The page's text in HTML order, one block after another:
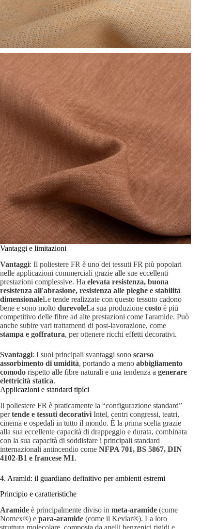
Vantaggi e limitazioni
Vantaggi: Il poliestere FR è uno dei tessuti FR più popolari
nelle applicazioni commerciali grazie alle sue eccellenti
prestazioni complessive. Ha elevata resistenza, buona
resistenza all'abrasione, resistenza alle pieghe e stabilità
dimensionaleLe tende realizzate con questo tessuto cadono
bene e sono molto durevoleLa sua produzione costo è più
competitivo delle fibre ad alte prestazioni come l'aramide. Può
anche subire vari trattamenti di post-lavorazione, come
stampa e goffratura, per ottenere ricchi effetti decorativi.
Svantaggi: I suoi principali svantaggi sono scarso
assorbimento di umidità, portando a meno abbigliamento
comodo rispetto alle fibre naturali e una tendenza a generare
elettricità statica.
Applicazioni e standard tipici
Il poliestere FR è praticamente la “configurazione standard”
pertende e tessuti decorativi Intel, centri congressi, teatri,
cinema e ospedali in tutto il mondo. È la prima scelta grazie
alla sua eccellente capacità di drappeggio e durata, combinata
con la sua capacità di soddisfare i principali standard
internazionali antincendio come NFPA 701, BS 5867, DIN
4102-B1 e francese M1.
4. Aramid: il guardiano definitivo per ambienti estremi
Principio e caratteristiche
Aramide è principalmente diviso in meta-aramide (come
Nomex®) e para-aramide (come il Kevlar®). La loro